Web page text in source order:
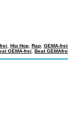
Hip Hop Rap GEMA-
GEMA-frei Beat GEMAfrei